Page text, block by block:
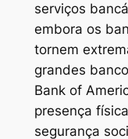
serviços
embora os
tornem
grandes
Bank of
presença
segurança